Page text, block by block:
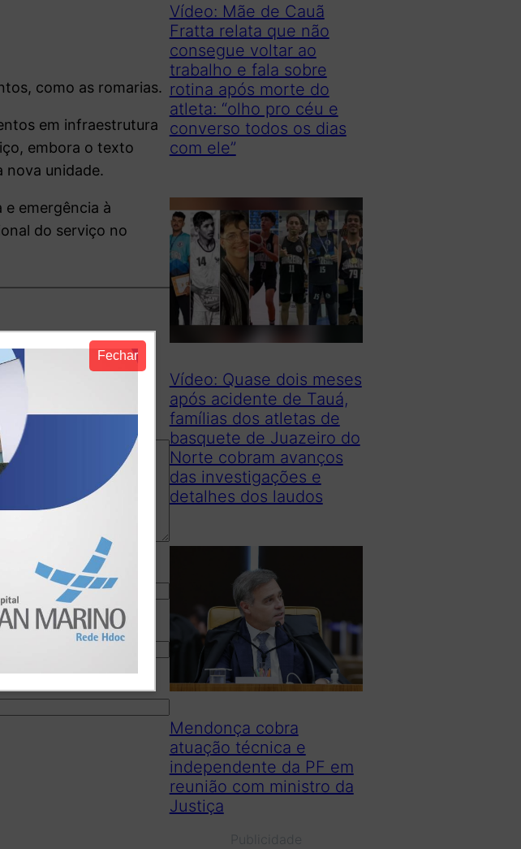
Fechar
como as romarias.
em infraestrutura
embora o texto
nova unidade.
emergência à
do serviço no
com
Vídeo: Mãe de Cauã
Fratta relata que não
consegue voltar ao
trabalho e fala sobre
rotina após morte do
atleta: “olho pro céu e
converso todos os dias
com ele”
Vídeo: Quase dois meses
após acidente de Tauá,
famílias dos atletas de
basquete de Juazeiro do
Norte cobram avanços
das investigações e
detalhes dos laudos
Mendonça cobra
atuação técnica e
independente da PF em
reunião com ministro da
Justiça
Publicidade